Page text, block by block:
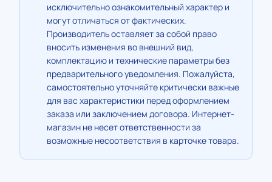
исключительно ознакомительный характер и
могут отличаться от фактических.
Производитель оставляет за собой право
вносить изменения во внешний вид,
комплектацию и технические параметры без
предварительного уведомления. Пожалуйста,
самостоятельно уточняйте критически важные
для вас характеристики перед оформлением
заказа или заключением договора. Интернет-
магазин не несет ответственности за
возможные несоответствия в карточке товара.